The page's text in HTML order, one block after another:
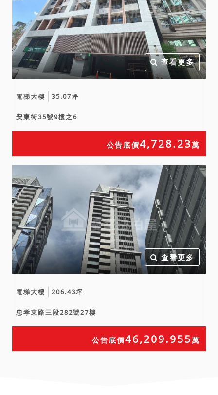
查看更多
電梯大樓 35.07坪
安東街35號9樓之6
公告底價4,728.23萬
查看更多
電梯大樓 206.43坪
忠孝東路三段282號27樓
公告底價46,209.955萬